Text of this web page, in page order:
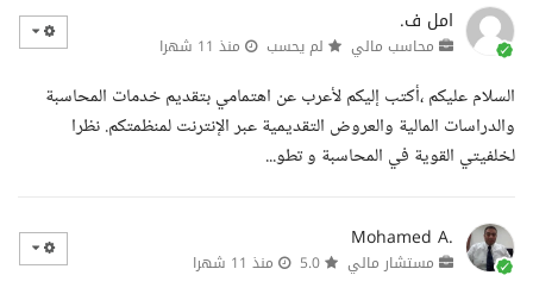
امل ف.
محاسب مالي لم يحسب منذ 11 شهرا
السلام عليكم ،أكتب إليكم لأعرب عن اهتمامي بتقديم خدمات المحاسبة
والدراسات المالية والعروض التقديمية عبر الإنترنت لمنظمتكم. نظرا
لخلفيتي القوية في المحاسبة و تطو...
Mohamed A.
مستشار مالي منذ 11 شهرا